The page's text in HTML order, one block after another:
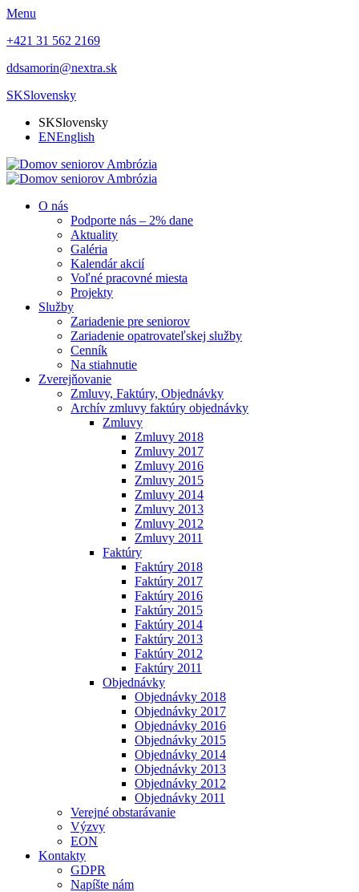
Menu
+421 31 562 2169
ddsamorin@nextra.sk
SKSlovensky
SKSlovensky
ENEnglish
O nás
Podporte nás – 2% dane
Aktuality
Galéria
Kalendár akcií
Voľné pracovné miesta
Projekty
Služby
Zariadenie pre seniorov
Zariadenie opatrovateľskej služby
Cenník
Na stiahnutie
Zverejňovanie
Zmluvy, Faktúry, Objednávky
Archív zmluvy faktúry objednávky
Zmluvy
Zmluvy 2018
Zmluvy 2017
Zmluvy 2016
Zmluvy 2015
Zmluvy 2014
Zmluvy 2013
Zmluvy 2012
Zmluvy 2011
Faktúry
Faktúry 2018
Faktúry 2017
Faktúry 2016
Faktúry 2015
Faktúry 2014
Faktúry 2013
Faktúry 2012
Faktúry 2011
Objednávky
Objednávky 2018
Objednávky 2017
Objednávky 2016
Objednávky 2015
Objednávky 2014
Objednávky 2013
Objednávky 2012
Objednávky 2011
Verejné obstarávanie
Výzvy
EON
Kontakty
GDPR
Napíšte nám